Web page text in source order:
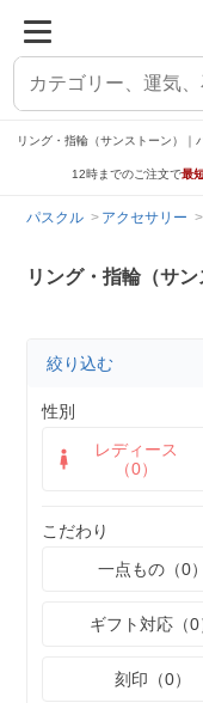
リング・指輪（サンストーン）｜
12時までのご注文で最
パスクル アクセサリー
リング・指輪（サン
絞り込む
性別
レディース
（0）
こだわり
一点もの（0）
ギフト対応（0
刻印（0）